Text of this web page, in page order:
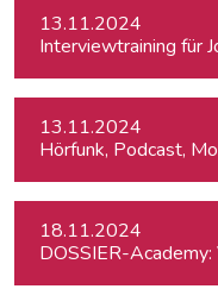
13.11.2024
Interviewtraining für
13.11.2024
Hörfunk, Podcast,
18.11.2024
DOSSIER-